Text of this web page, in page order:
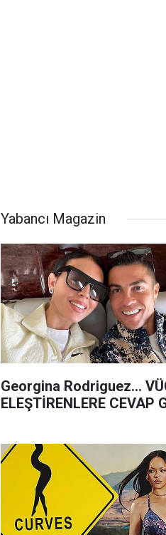
Yabancı Magazin
Georgina Rodriguez...
ELEŞTİRENLERE CEVAP